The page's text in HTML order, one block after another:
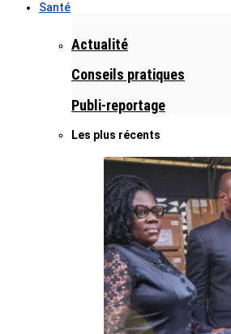
Santé
Actualité
Conseils pratiques
Publi-reportage
Les plus récents